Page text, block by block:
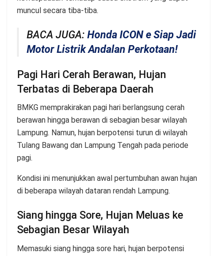
muncul secara tiba-tiba.
BACA JUGA: Honda ICON e Siap Jadi
Motor Listrik Andalan Perkotaan!
Pagi Hari Cerah Berawan, Hujan
Terbatas di Beberapa Daerah
BMKG memprakirakan pagi hari berlangsung cerah
berawan hingga berawan di sebagian besar wilayah
Lampung. Namun, hujan berpotensi turun di wilayah
Tulang Bawang dan Lampung Tengah pada periode
pagi.
Kondisi ini menunjukkan awal pertumbuhan awan hujan
di beberapa wilayah dataran rendah Lampung.
Siang hingga Sore, Hujan Meluas ke
Sebagian Besar Wilayah
Memasuki siang hingga sore hari, hujan berpotensi